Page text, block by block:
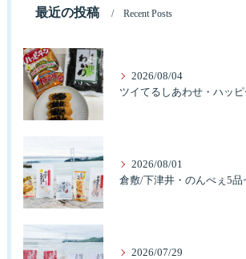
最近の投稿 Recent Posts
2026/08/04
2026/08/01
2026/07/29